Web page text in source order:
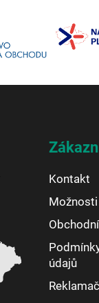
Kontakt
údajů